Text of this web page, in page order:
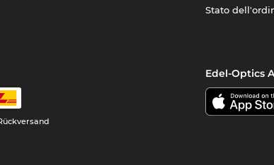
Stato
Edel-Optics